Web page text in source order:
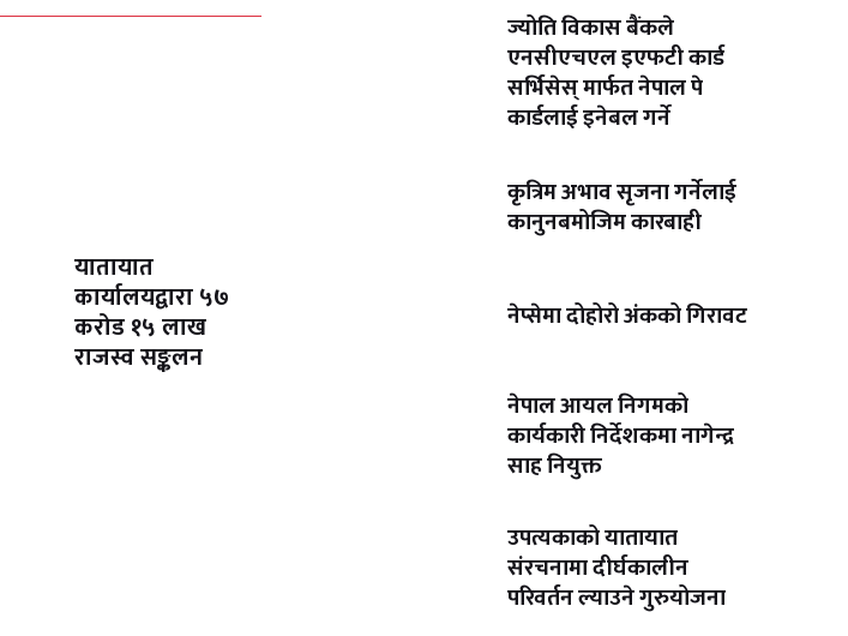
यातायात
कार्यालयद्वारा ५७
करोड १५ लाख
राजस्व सङ्कलन
ज्योति विकास बैंकले
एनसीएचएल इएफटी कार्ड
सर्भिसेस् मार्फत नेपाल पे
कार्डलाई इनेबल गर्ने
कृत्रिम अभाव सृजना गर्नेलाई
कानुनबमोजिम कारबाही
नेप्सेमा दोहोरो अंकको गिरावट
नेपाल आयल निगमको
कार्यकारी निर्देशकमा नागेन्द्र
साह नियुक्त
उपत्यकाको यातायात
संरचनामा दीर्घकालीन
परिवर्तन ल्याउने गुरुयोजना